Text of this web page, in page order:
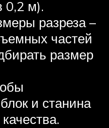
0,2 м).
разреза –
частей
размер
и станина